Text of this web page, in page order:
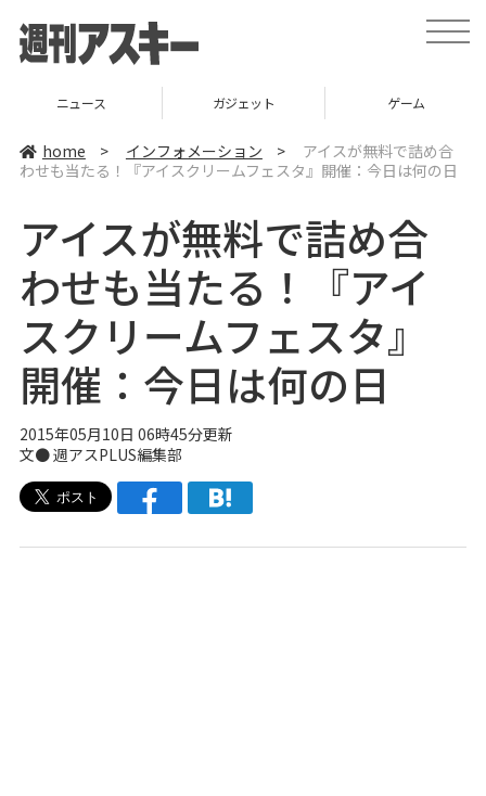
t
o
a
v
i
ニュース ガジェット ゲーム
home > インフォメーション >
アイスが無料で詰め合
わせも当たる！『アイスクリームフェスタ』開催：今日は何の日
アイスが無料で詰め合
わせも当たる！『アイ
スクリームフェスタ』
開催：今日は何の日
2015年05月10日 06時45分更新
文●週アスPLUS編集部